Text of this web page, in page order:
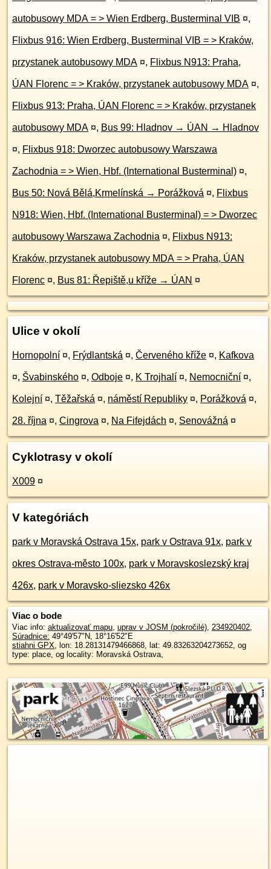
autobusowy MDA = > Wien Erdberg, Busterminal VIB ¤,
Flixbus 916: Wien Erdberg, Busterminal VIB = > Kraków,
przystanek autobusowy MDA ¤, Flixbus N913: Praha,
ÚAN Florenc = > Kraków, przystanek autobusowy MDA ¤,
Flixbus 913: Praha, ÚAN Florenc = > Kraków, przystanek
autobusowy MDA ¤, Bus 99: Hladnov → ÚAN → Hladnov
¤, Flixbus 918: Dworzec autobusowy Warszawa
Zachodnia = > Wien, Hbf. (International Busterminal) ¤,
Bus 50: Nová Bělá,Krmelínská → Porážková ¤, Flixbus
N918: Wien, Hbf. (International Busterminal) = > Dworzec
autobusowy Warszawa Zachodnia ¤, Flixbus N913:
Kraków, przystanek autobusowy MDA = > Praha, ÚAN
Florenc ¤, Bus 81: Řepiště,u kříže → ÚAN ¤
Ulice v okolí
Hornopolní ¤, Frýdlantská ¤, Červeného kříže ¤, Kafkova
¤, Švabinského ¤, Odboje ¤, K Trojhalí ¤, Nemocniční ¤,
Kolejní ¤, Těžařská ¤, náměstí Republiky ¤, Porážková ¤,
28. října ¤, Cingrova ¤, Na Fifejdách ¤, Senovážná ¤
Cyklotrasy v okolí
X009 ¤
V kategóriách
park v Moravská Ostrava 15x, park v Ostrava 91x, park v
okres Ostrava-město 100x, park v Moravskoslezský kraj
426x, park v Moravsko-sliezsko 426x
Viac o bode
Viac info: aktualizovať mapu, uprav v JOSM (pokročilé), 234920402,
Súradnice: 49°49'57"N, 18°16'52"E
stiahni GPX, lon: 18.28131479466868, lat: 49.83263204273652, og
type: place, og locality: Moravská Ostrava,